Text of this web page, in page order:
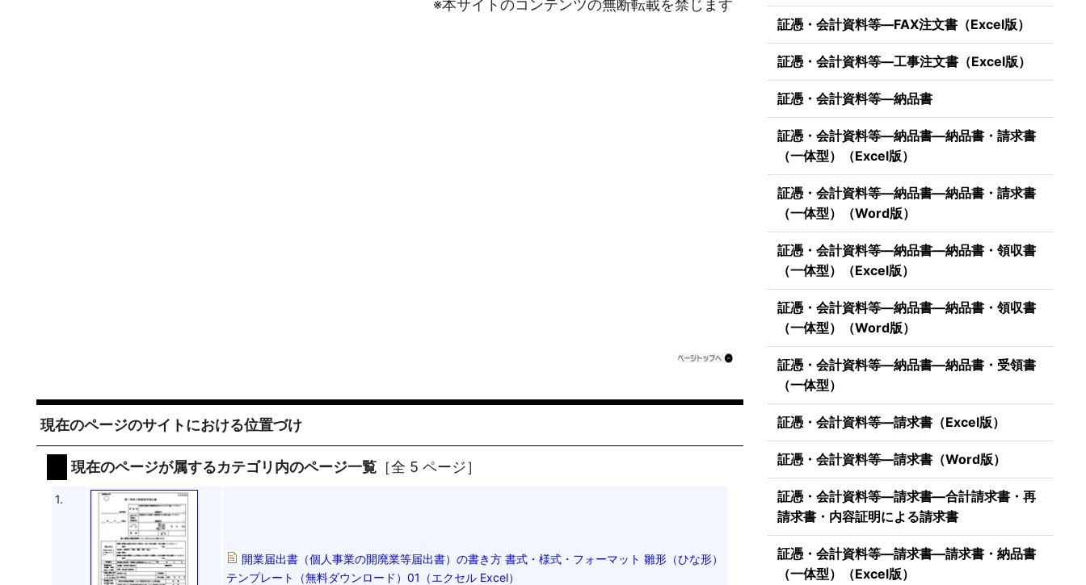
※本サイトのコンテンツの無断転載を禁じます
現在のページのサイトにおける位置づけ
現在のページが属するカテゴリ内のページ一覧 ［全 5 ページ］
1.
開業届出書（個人事業の開廃業等届出書）の書き方 書式・様式・フォーマット 雛形（ひな形）
テンプレート（無料ダウンロード）01（エクセル Excel）
証憑・会計資料等―FAX注文書（Excel版）
証憑・会計資料等―工事注文書（Excel版）
証憑・会計資料等―納品書
証憑・会計資料等―納品書―納品書・請求書
（一体型）（Excel版）
証憑・会計資料等―納品書―納品書・請求書
（一体型）（Word版）
証憑・会計資料等―納品書―納品書・領収書
（一体型）（Excel版）
証憑・会計資料等―納品書―納品書・領収書
（一体型）（Word版）
証憑・会計資料等―納品書―納品書・受領書
（一体型）
証憑・会計資料等―請求書（Excel版）
証憑・会計資料等―請求書（Word版）
証憑・会計資料等―請求書―合計請求書・再
請求書・内容証明による請求書
証憑・会計資料等―請求書―請求書・納品書
（一体型）（Excel版）